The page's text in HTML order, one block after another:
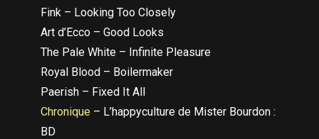
Fink – Looking Too Closely
Art d’Ecco – Good Looks
The Pale White – Infinite Pleasure
Royal Blood – Boilermaker
Paerish – Fixed It All
Chronique – L’happyculture de Mister Bourdon :
BD